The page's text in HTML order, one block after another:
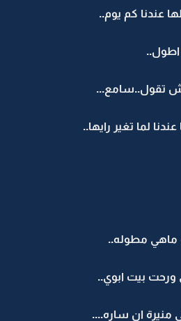
عندنا كم يوم..
اطول..
تقول..سامع...
لما تغير رايها..
ماهي مطوله..
بيت ابوي..
منيرة ان ساره....